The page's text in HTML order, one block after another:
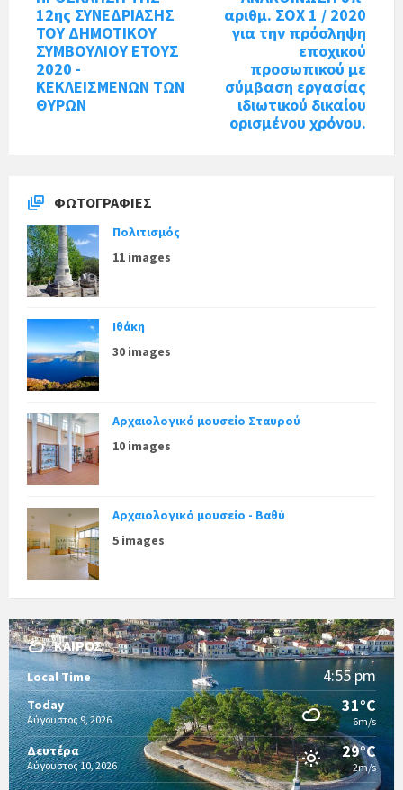
12ης ΣΥΝΕΔΡΙΑΣΗΣ
ΤΟΥ ΔΗΜΟΤΙΚΟΥ
ΣΥΜΒΟΥΛΙΟΥ ΕΤΟΥΣ
2020 -
ΚΕΚΛΕΙΣΜΕΝΩΝ ΤΩΝ
ΘΥΡΩΝ
αριθμ. ΣΟΧ 1 / 2020
για την πρόσληψη
εποχικού
προσωπικού με
σύμβαση εργασίας
ιδιωτικού δικαίου
ορισμένου χρόνου.
ΦΩΤΟΓΡΑΦΊΕΣ
Πολιτισμός
11 images
Ιθάκη
30 images
Αρχαιολογικό μουσείο Σταυρού
10 images
Αρχαιολογικό μουσείο - Βαθύ
5 images
ΚΑΙΡΌΣ
Local Time 4:55 pm
Today
Αύγουστος 9, 2026
31°C
6m/s
Δευτέρα
Αύγουστος 10, 2026
29°C
2m/s